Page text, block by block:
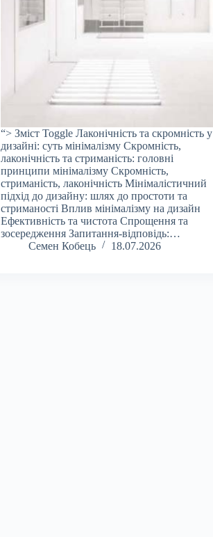
“> Зміст Toggle Лаконічність та скромність у
дизайні: суть мінімалізму Скромність,
лаконічність та стриманість: головні
принципи мінімалізму Скромність,
стриманість, лаконічність Мінімалістичний
підхід до дизайну: шлях до простоти та
стриманості Вплив мінімалізму на дизайн
Ефективність та чистота Спрощення та
зосередження Запитання-відповідь:…
Семен Кобець
18.07.2026